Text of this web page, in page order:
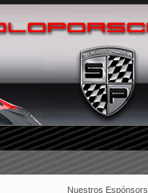
Nuestros Espónsors